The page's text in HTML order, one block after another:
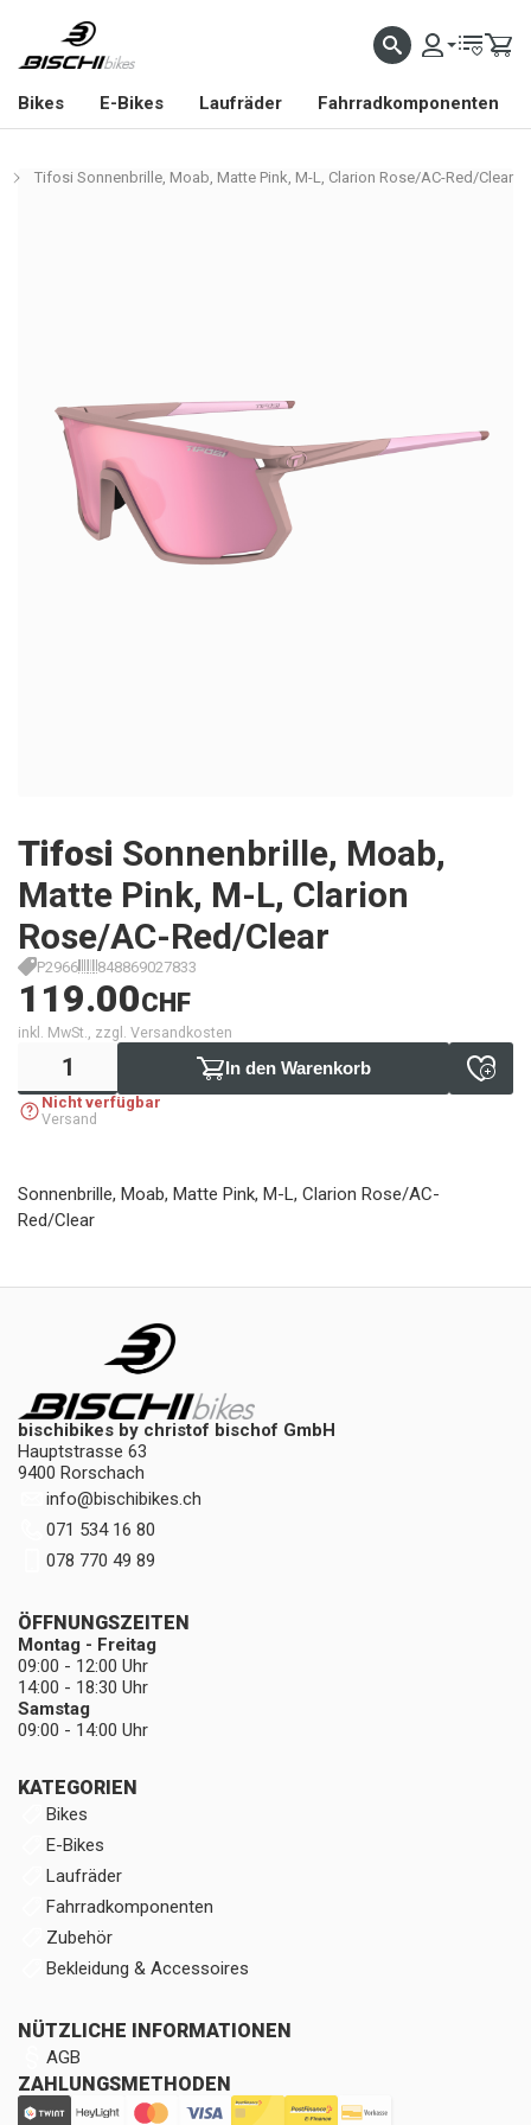
Bikes E-Bikes Laufräder Fahrradkomponenten
Tifosi Sonnenbrille, Moab, Matte Pink, M-L, Clarion Rose/AC-Red/Clear
Tifosi Sonnenbrille, Moab,
Matte Pink, M-L, Clarion
Rose/AC-Red/Clear
P2966 848869027833
119.00CHF
inkl. MwSt., zzgl. Versandkosten
In den Warenkorb
Nicht verfügbar
Versand
Sonnenbrille, Moab, Matte Pink, M-L, Clarion Rose/AC-
Red/Clear
bischibikes by christof bischof GmbH
Hauptstrasse 63
9400 Rorschach
info@bischibikes.ch
071 534 16 80
078 770 49 89
KATEGORIEN
Bikes
E-Bikes
Laufräder
Fahrradkomponenten
Zubehör
Bekleidung & Accessoires
NÜTZLICHE INFORMATIONEN
AGB
ZAHLUNGSMETHODEN
ÖFFNUNGSZEITEN
Montag - Freitag
09:00 - 12:00 Uhr
14:00 - 18:30 Uhr
Samstag
09:00 - 14:00 Uhr